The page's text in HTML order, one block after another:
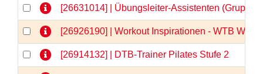
[26631014] | Übungsleiter-Assistenten
[26926190] | Workout Inspirationen - WTB
[26914132] | DTB-Trainer Pilates Stufe 2